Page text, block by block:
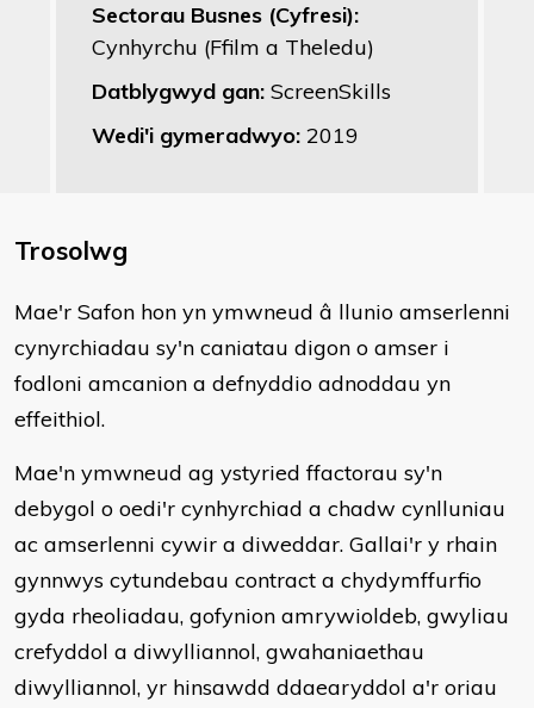
Sectorau Busnes (Cyfresi):
Cynhyrchu (Ffilm a Theledu)
Datblygwyd gan: ScreenSkills
Wedi'i gymeradwyo: 2019
Trosolwg
​Mae'r Safon hon yn ymwneud â llunio amserlenni
cynyrchiadau sy'n caniatau digon o amser i
fodloni amcanion a defnyddio adnoddau yn
effeithiol.
Mae'n ymwneud ag ystyried ffactorau sy'n
debygol o oedi'r cynhyrchiad a chadw cynlluniau
ac amserlenni cywir a diweddar. Gallai'r y rhain
gynnwys cytundebau contract a chydymffurfio
gyda rheoliadau, gofynion amrywioldeb, gwyliau
crefyddol a diwylliannol, gwahaniaethau
diwylliannol, yr hinsawdd ddaearyddol a'r oriau